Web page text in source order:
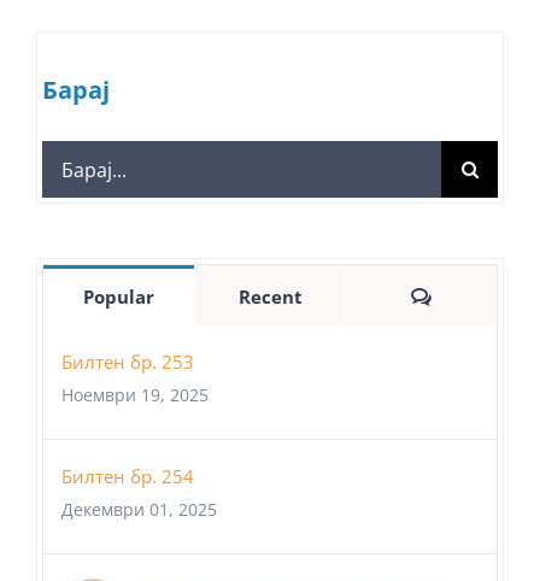
Барај
Search
for:
Popular Recent Comments
Билтен бр. 253
Ноември 19, 2025
Билтен бр. 254
Декември 01, 2025